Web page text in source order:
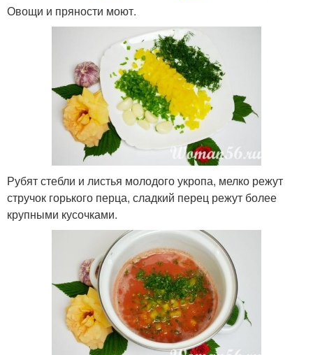
Овощи и пряности моют.
Рубят стебли и листья молодого укропа, мелко режут
стручок горького перца, сладкий перец режут более
крупными кусочками.